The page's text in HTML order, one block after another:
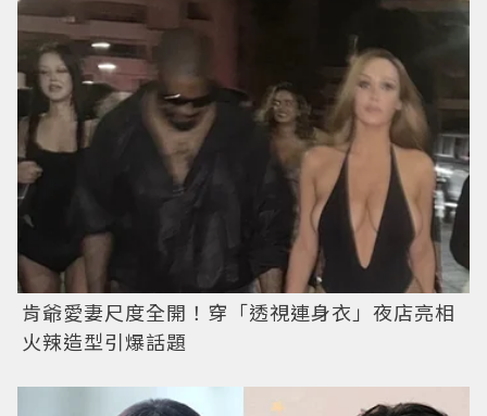
肯爺愛妻尺度全開！穿「透視連身衣」夜店亮相
火辣造型引爆話題